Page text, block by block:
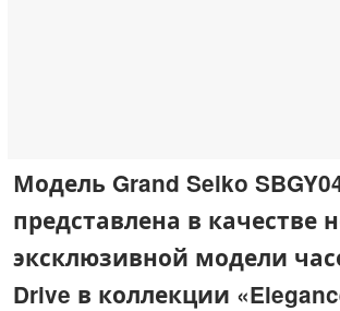
Модель Grand Seiko
представлена в качестве
эксклюзивной модели
Drive в коллекции